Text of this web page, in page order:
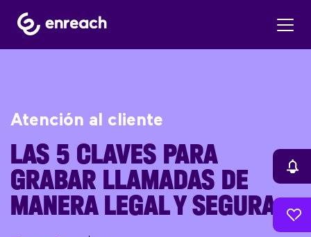
Atención al cliente
LAS 5 CLAVES PARA
GRABAR LLAMADAS DE
MANERA LEGAL Y SEGURA